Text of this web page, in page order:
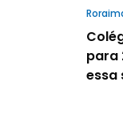
para
essa